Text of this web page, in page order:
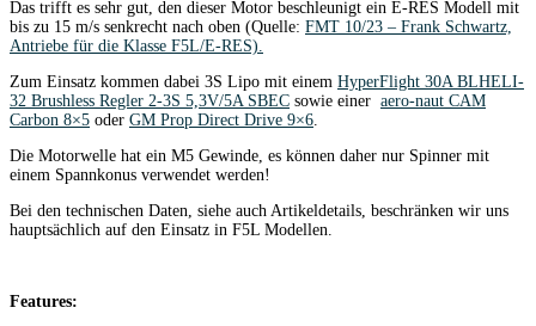
Das trifft es sehr gut, den dieser Motor beschleunigt ein E-RES Modell mit
bis zu 15 m/s senkrecht nach oben (Quelle: FMT 10/23 – Frank Schwartz,
Antriebe für die Klasse F5L/E-RES).
Zum Einsatz kommen dabei 3S Lipo mit einem HyperFlight 30A BLHELI-
32 Brushless Regler 2-3S 5,3V/5A SBEC sowie einer aero-naut CAM
Carbon 8×5 oder GM Prop Direct Drive 9×6
Die Motorwelle hat ein M5 Gewinde, es können daher nur Spinner mit
einem Spannkonus verwendet werden!
Bei den technischen Daten, siehe auch Artikeldetails, beschränken wir uns
hauptsächlich auf den Einsatz in F5L Modellen.
Features: